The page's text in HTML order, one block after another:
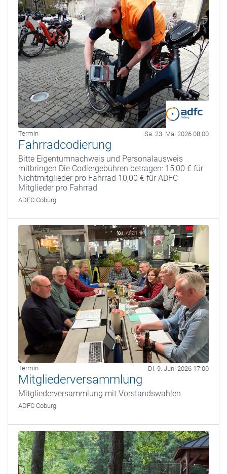
Termin Sa. 23. Mai 2026 08:00
Fahrradcodierung
Bitte Eigentumnachweis und Personalausweis
mitbringen Die Codiergebühren betragen: 15,00 € für
Nichtmitglieder pro Fahrrad 10,00 € für ADFC
Mitglieder pro Fahrrad
ADFC Coburg
Termin Di. 9. Juni 2026 17:00
Mitgliederversammlung
Mitgliederversammlung mit Vorstandswahlen
ADFC Coburg